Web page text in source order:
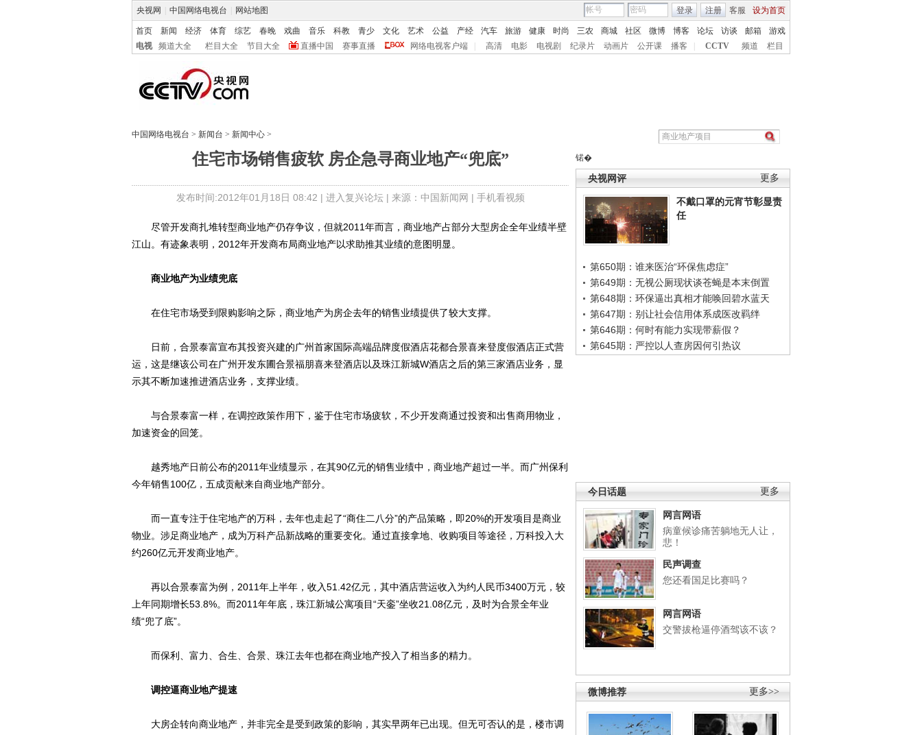
央视网 中国网络电视台 网站地图 客服 设为首页
登录 注册
首页 新闻 经济 体育 综艺 春晚 戏曲 音乐 科教 青少 文化 艺术 公益 产经 汽车 旅游 健康 时尚 三农 商城 社区 微博 博客 论坛 访谈 邮箱
游戏
电视
频道大全 栏目大全 节目大全 直播中国 赛事直播 网络电视客户端 高清 电影 电视剧 纪录片 动画片 公开课 播客 CCTV 频道 栏目
中国网络电视台 > 新闻台 > 新闻中心 >
住宅市场销售疲软 房企急寻商业地产“兜底”
发布时间:2012年01月18日 08:42 | 进入复兴论坛| 来源：中国新闻网 | 手机看视频
锘�
更多
央视网评
不戴口罩的元宵节彰显责
任
第650期：谁来医治“环保焦虑症”
第649期：无视公厕现状谈苍蝇是本末倒置
第648期：环保逼出真相才能唤回碧水蓝天
第647期：别让社会信用体系成医改羁绊
第646期：何时有能力实现带薪假？
第645期：严控以人查房因何引热议
更多
今日话题
网言网语
病童候诊痛苦躺地无人让，
悲！
民声调查
您还看国足比赛吗？
网言网语
交警拔枪逼停酒驾该不该？
更多>>
微博推荐
尽管开发商扎堆转型商业地产仍存争议，但就2011年而言，商业地产占部分大型房企全年业绩半壁
江山。有迹象表明，2012年开发商布局商业地产以求助推其业绩的意图明显。
商业地产为业绩兜底
在住宅市场受到限购影响之际，商业地产为房企去年的销售业绩提供了较大支撑。
日前，合景泰富宣布其投资兴建的广州首家国际高端品牌度假酒店花都合景喜来登度假酒店正式营
运，这是继该公司在广州开发东圃合景福朋喜来登酒店以及珠江新城W酒店之后的第三家酒店业务，显
示其不断加速推进酒店业务，支撑业绩。
与合景泰富一样，在调控政策作用下，鉴于住宅市场疲软，不少开发商通过投资和出售商用物业，
加速资金的回笼。
越秀地产日前公布的2011年业绩显示，在其90亿元的销售业绩中，商业地产超过一半。而广州保利
今年销售100亿，五成贡献来自商业地产部分。
而一直专注于住宅地产的万科，去年也走起了“商住二八分”的产品策略，即20%的开发项目是商业
物业。涉足商业地产，成为万科产品新战略的重要变化。通过直接拿地、收购项目等途径，万科投入大
约260亿元开发商业地产。
再以合景泰富为例，2011年上半年，收入51.42亿元，其中酒店营运收入为约人民币3400万元，较
上年同期增长53.8%。而2011年年底，珠江新城公寓项目“天銮”坐收21.08亿元，及时为合景全年业
绩“兜了底”。
而保利、富力、合生、合景、珠江去年也都在商业地产投入了相当多的精力。
调控逼商业地产提速
大房企转向商业地产，并非完全是受到政策的影响，其实早两年已出现。但无可否认的是，楼市调